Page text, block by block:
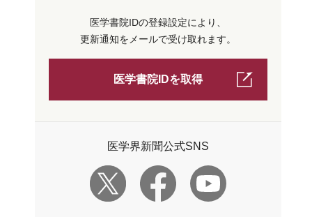
医学書院IDの登録設定により、
更新通知をメールで受け取れます。
医学書院IDを取得
医学界新聞公式SNS